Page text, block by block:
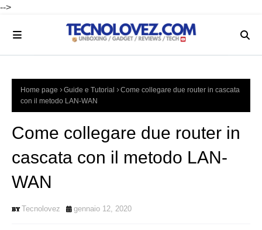
-->
Home page Guide e Tutorial
Come collegare due router in cascata
con il metodo LAN-WAN
Come collegare due router in
cascata con il metodo LAN-
WAN
Tecnolovez gennaio 12, 2020